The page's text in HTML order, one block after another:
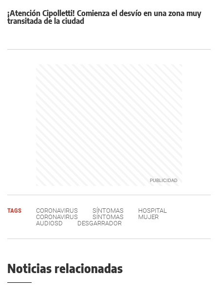
¡Atención Cipolletti! Comienza el desvío en una zona muy
transitada de la ciudad
TAGS CORONAVIRUS SÍNTOMAS
HOSPITAL
CORONAVIRUS
SÍNTOMAS
MUJER
AUDIOSD
DESGARRADOR
Noticias relacionadas